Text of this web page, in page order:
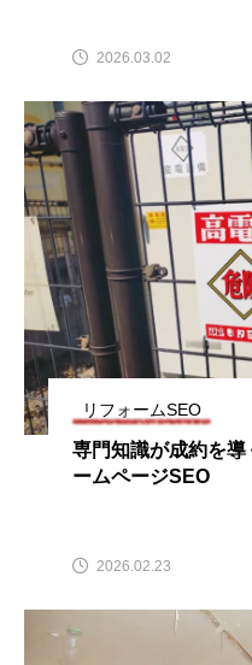
2026.03.02
リフォームSEO
専門知識が成約を
ームページSEO
2026.02.23